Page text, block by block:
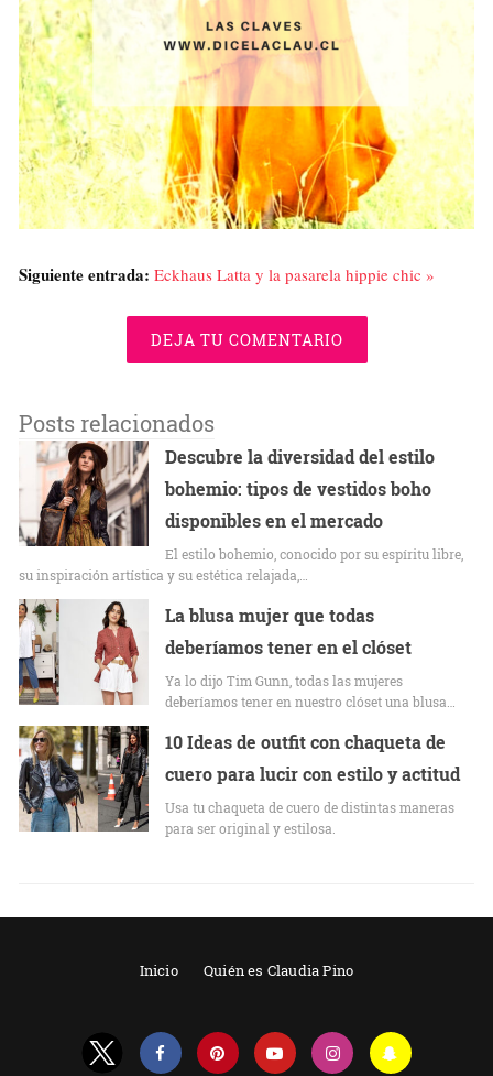
Siguiente entrada: Eckhaus Latta y la pasarela hippie chic »
DEJA TU COMENTARIO
Posts relacionados
Descubre la diversidad del estilo
bohemio: tipos de vestidos boho
disponibles en el mercado
El estilo bohemio, conocido por su espíritu libre,
su inspiración artística y su estética relajada,…
La blusa mujer que todas
deberíamos tener en el clóset
Ya lo dijo Tim Gunn, todas las mujeres
deberíamos tener en nuestro clóset una blusa…
10 Ideas de outfit con chaqueta de
cuero para lucir con estilo y actitud
Usa tu chaqueta de cuero de distintas maneras
para ser original y estilosa.
Inicio Quién es Claudia Pino